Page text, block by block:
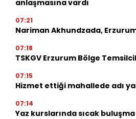
anlaşmasına vardı
07:21
Nariman Akhundzada,
07:18
TSKGV Erzurum Bölge
07:15
Hizmet ettiği mahallede adı
07:14
Yaz kurslarında sıcak buluşma